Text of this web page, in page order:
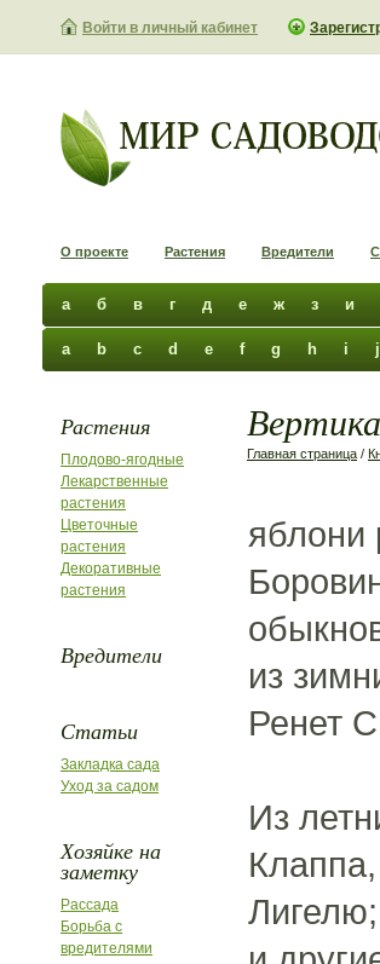
Войти в личный кабинет
О проекте Растения Вредители
а б в г д е ж з и
a b c d e f g h i j
Растения
Плодово-ягодные
Лекарственные
растения
Цветочные
растения
Декоративные
растения
Вредители
Статьи
Закладка сада
Уход за садом
Хозяйке на
заметку
Рассада
Борьба с
вредителями
Главная страница /
яблони
из
Ренет
Из